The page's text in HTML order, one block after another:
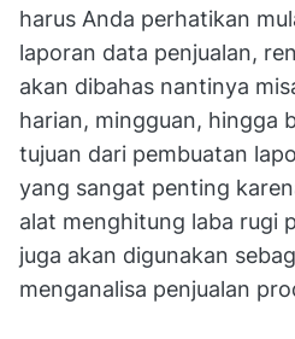
harus Anda perhatikan
laporan data penjualan,
akan dibahas nantinya
harian, mingguan, hingga
tujuan dari pembuatan
yang sangat penting
alat menghitung laba rugi
juga akan digunakan
menganalisa penjualan